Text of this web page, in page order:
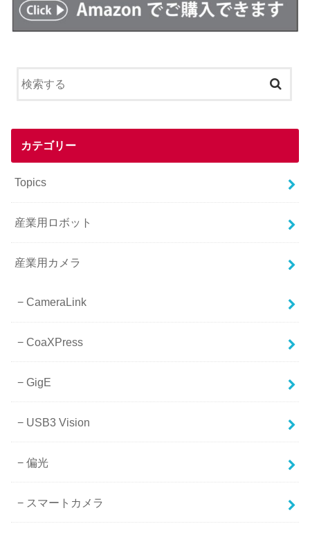
カテゴリー
Topics
産業用ロボット
産業用カメラ
CameraLink
CoaXPress
GigE
USB3 Vision
偏光
スマートカメラ